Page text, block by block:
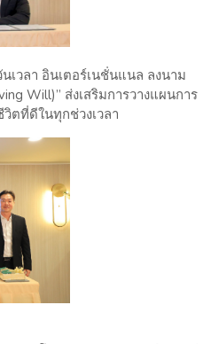
เวลา อินเตอร์เนชั่นแนล ลงนาม
Will)” ส่งเสริมการวางแผนการ
ตที่ดีในทุกช่วงเวลา